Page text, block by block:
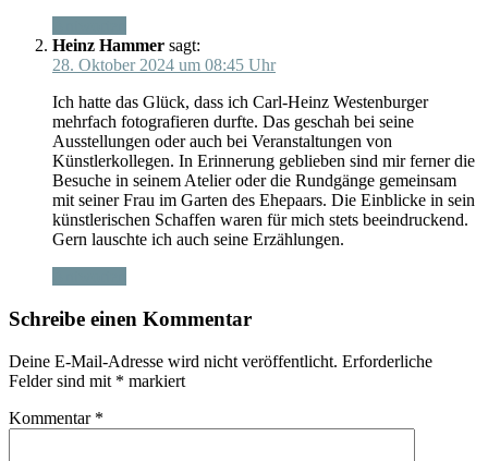
Heinz Hammer sagt:
28. Oktober 2024 um 08:45 Uhr
Ich hatte das Glück, dass ich Carl-Heinz Westenburger
mehrfach fotografieren durfte. Das geschah bei seine
Ausstellungen oder auch bei Veranstaltungen von
Künstlerkollegen. In Erinnerung geblieben sind mir ferner die
Besuche in seinem Atelier oder die Rundgänge gemeinsam
mit seiner Frau im Garten des Ehepaars. Die Einblicke in sein
künstlerischen Schaffen waren für mich stets beeindruckend.
Gern lauschte ich auch seine Erzählungen.
Schreibe einen Kommentar
Deine E-Mail-Adresse wird nicht veröffentlicht. Erforderliche
Felder sind mit * markiert
Kommentar *